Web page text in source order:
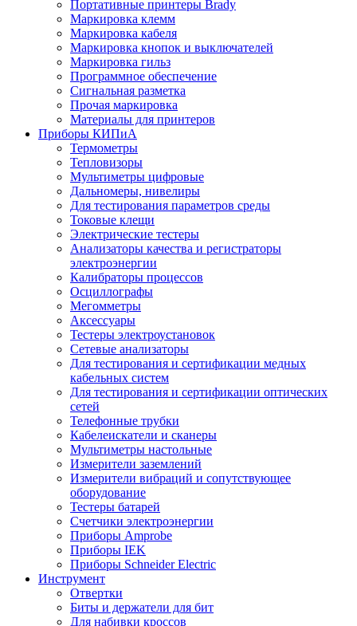
Портативные принтеры Brady
Маркировка клемм
Маркировка кабеля
Маркировка кнопок и выключателей
Маркировка гильз
Программное обеспечение
Сигнальная разметка
Прочая маркировка
Материалы для принтеров
Приборы КИПиА
Термометры
Тепловизоры
Мультиметры цифровые
Дальномеры, нивелиры
Для тестирования параметров среды
Токовые клещи
Электрические тестеры
Анализаторы качества и регистраторы
электроэнергии
Калибраторы процессов
Осциллографы
Мегомметры
Аксессуары
Тестеры электроустановок
Сетевые анализаторы
Для тестирования и сертификации медных
кабельных систем
Для тестирования и сертификации оптических
сетей
Телефонные трубки
Кабелеискатели и сканеры
Мультиметры настольные
Измерители заземлений
Измерители вибраций и сопутствующее
оборудование
Тестеры батарей
Счетчики электроэнергии
Приборы Amprobe
Приборы IEK
Приборы Schneider Electric
Инструмент
Отвертки
Биты и держатели для бит
Для набивки кроссов